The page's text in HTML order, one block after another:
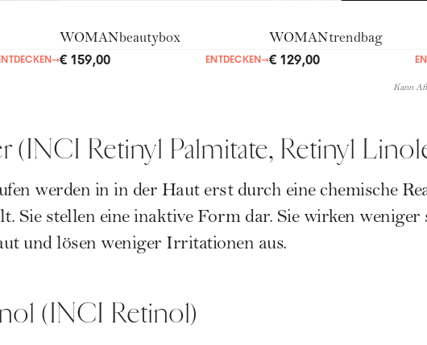
→
WOMANbeautybox
€ 159,00 ENTDECKEN→
WOMANtrendbag
€ 129,00
Kann
(INCI Retinyl Palmitate, Retinyl
werden in in der Haut erst durch eine chemische
Sie stellen eine inaktive Form dar. Sie wirken weniger
und lösen weniger Irritationen aus.
(INCI Retinol)